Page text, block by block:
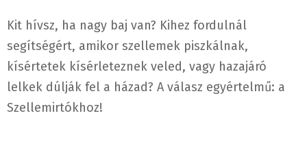
Kit hívsz, ha nagy baj van? Kihez fordulnál
segítségért, amikor szellemek piszkálnak,
kísértetek kísérleteznek veled, vagy hazajáró
lelkek dúlják fel a házad? A válasz egyértelmű: a
Szellemirtókhoz!